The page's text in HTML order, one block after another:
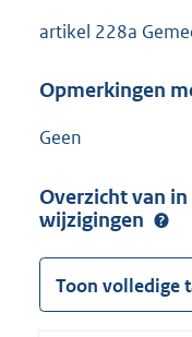
artikel 228a
Opmerkingen
Geen
Overzicht van
wijzigingen
Toon volledige